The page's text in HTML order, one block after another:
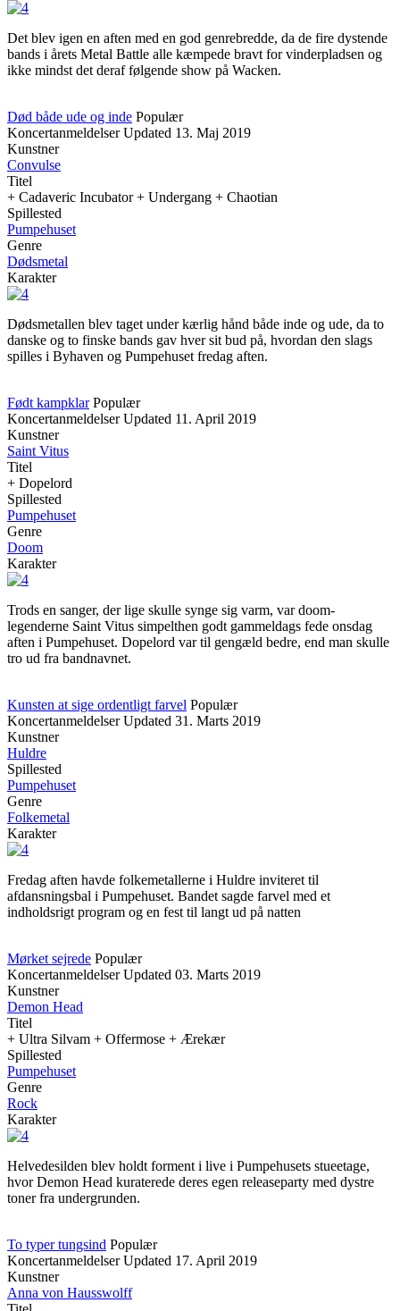
Det blev igen en aften med en god genrebredde, da de fire dystende
bands i årets Metal Battle alle kæmpede bravt for vinderpladsen og
ikke mindst det deraf følgende show på Wacken.
Død både ude og inde Populær
Koncertanmeldelser Updated 13. Maj 2019
Kunstner
Convulse
Titel
+ Cadaveric Incubator + Undergang + Chaotian
Spillested
Pumpehuset
Genre
Dødsmetal
Karakter
Dødsmetallen blev taget under kærlig hånd både inde og ude, da to
danske og to finske bands gav hver sit bud på, hvordan den slags
spilles i Byhaven og Pumpehuset fredag aften.
Født kampklar Populær
Koncertanmeldelser Updated 11. April 2019
Kunstner
Saint Vitus
Titel
+ Dopelord
Spillested
Pumpehuset
Genre
Doom
Karakter
Trods en sanger, der lige skulle synge sig varm, var doom-
legenderne Saint Vitus simpelthen godt gammeldags fede onsdag
aften i Pumpehuset. Dopelord var til gengæld bedre, end man skulle
tro ud fra bandnavnet.
Kunsten at sige ordentligt farvel Populær
Koncertanmeldelser Updated 31. Marts 2019
Kunstner
Huldre
Spillested
Pumpehuset
Genre
Folkemetal
Karakter
Fredag aften havde folkemetallerne i Huldre inviteret til
afdansningsbal i Pumpehuset. Bandet sagde farvel med et
indholdsrigt program og en fest til langt ud på natten
Mørket sejrede Populær
Koncertanmeldelser Updated 03. Marts 2019
Kunstner
Demon Head
Titel
+ Ultra Silvam + Offermose + Ærekær
Spillested
Pumpehuset
Genre
Rock
Karakter
Helvedesilden blev holdt forment i live i Pumpehusets stueetage,
hvor Demon Head kuraterede deres egen releaseparty med dystre
toner fra undergrunden.
To typer tungsind Populær
Koncertanmeldelser Updated 17. April 2019
Kunstner
Anna von Hausswolff